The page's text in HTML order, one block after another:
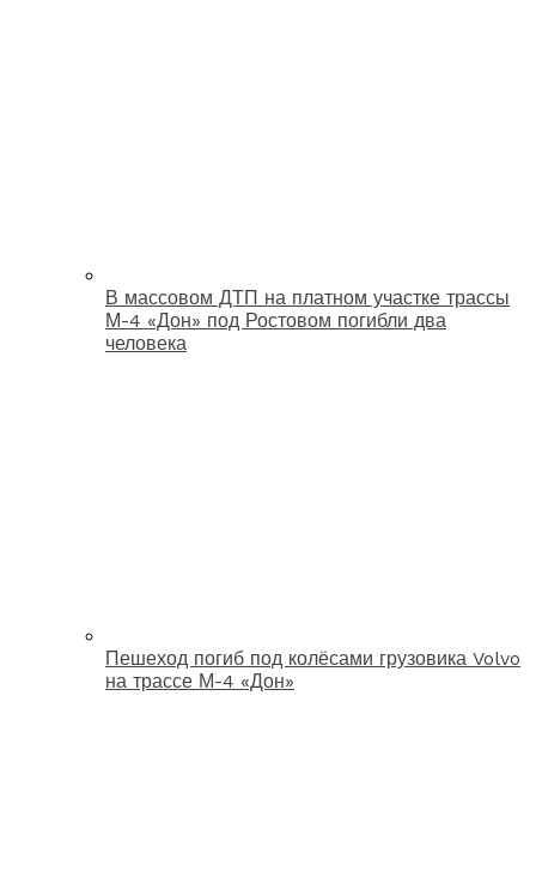
В массовом ДТП на платном участке трассы
М-4 «Дон» под Ростовом погибли два
человека
Пешеход погиб под колёсами грузовика Volvo
на трассе М-4 «Дон»